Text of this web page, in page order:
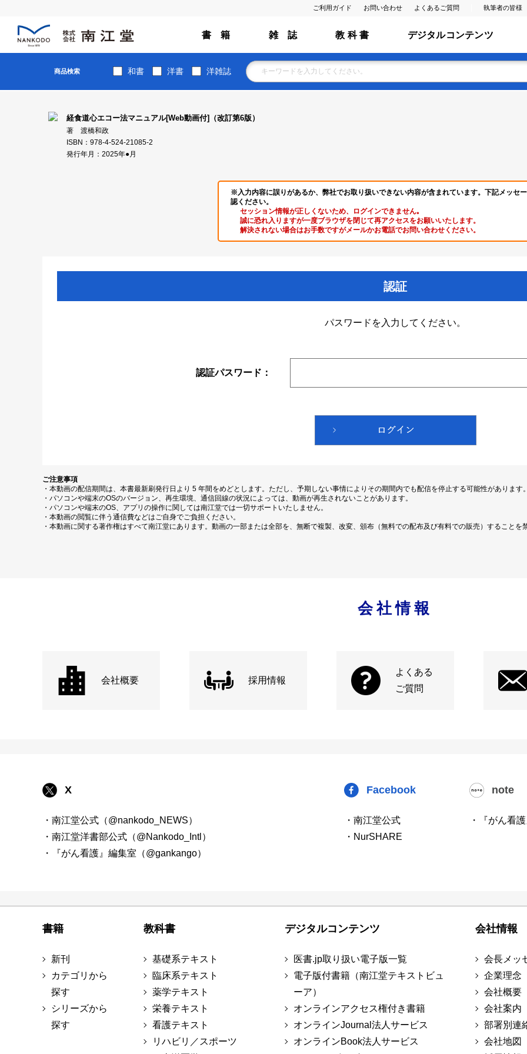
ご利用ガイド お問い合わせ よくあるご質問 執筆者の皆様
書 籍 雑 誌 教 科 書 デジタルコンテンツ
商品検索 和書 洋書 洋雑誌
経食道心エコー法マニュアル[Web動画付]（改訂第6版）
著 渡橋和政
ISBN：978-4-524-21085-2
発行年月：2025年●月
※入力内容に誤りがあるか、弊社でお取り扱いできない内容が含まれています。下記メッセ
認ください。
セッション情報が正しくないため、ログインできません｡
誠に恐れ入りますが一度ブラウザを閉じて再アクセスをお願いいたします。
解決されない場合はお手数ですがメールかお電話でお問い合わせください。
認証
パスワードを入力してください。
認証パスワード：
ご注意事項
・本動画の配信期間は、本書最新刷発行日より 5 年間をめどとします。ただし、予期しない事情によりその期間内でも配信を停止する可能性があります。
・パソコンや端末のOSのバージョン、再生環境、通信回線の状況によっては、動画が再生されないことがあります。
・パソコンや端末のOS、アプリの操作に関しては南江堂では一切サポートいたしません。
・本動画の閲覧に伴う通信費などはご自身でご負担ください。
・本動画に関する著作権はすべて南江堂にあります。動画の一部または全部を、無断で複製、改変、頒布（無料での配布及び有料での販売）することを
会社情報
会社概要 採用情報
よくある
ご質問
X
・南江堂公式（@nankodo_NEWS）
・南江堂洋書部公式（@Nankodo_Intl）
・『がん看護』編集室（@gankango）
Facebook
・南江堂公式
・NurSHARE
note
・『がん看
書籍
新刊
カテゴリから
探す
シリーズから
探す
教科書
基礎系テキスト
臨床系テキスト
薬学テキスト
栄養テキスト
看護テキスト
リハビリ／スポーツ
デジタルコンテンツ
医書.jp取り扱い電子版一覧
電子版付書籍（南江堂テキストビュ
ーア）
オンラインアクセス権付き書籍
オンラインJournal法人サービス
オンラインBook法人サービス
会社情報
会長メッ
企業理念
会社概要
会社案内
部署別連
会社地図